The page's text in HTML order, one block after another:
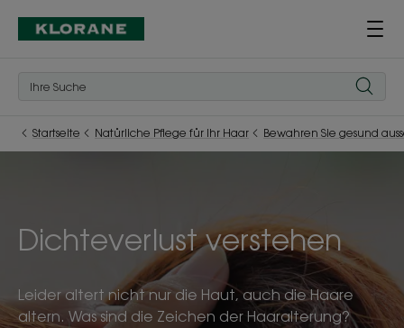
Startseite Natürliche Pflege für Ihr Haar Bewahren Sie gesund
Dichteverlust verstehen
Leider altert nicht nur die Haut, auch die Haare
altern. Was sind die Zeichen der Haaralterung?